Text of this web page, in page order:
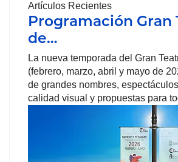
Artículos Recientes
Programación Gran
de…
La nueva temporada del Gran
(febrero, marzo, abril y mayo de
de grandes nombres,
calidad visual y propuestas para